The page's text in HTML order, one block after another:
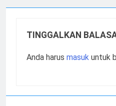
TINGGALKAN
Anda harus masuk untuk